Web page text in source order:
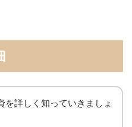
を詳しく知っていきましょ